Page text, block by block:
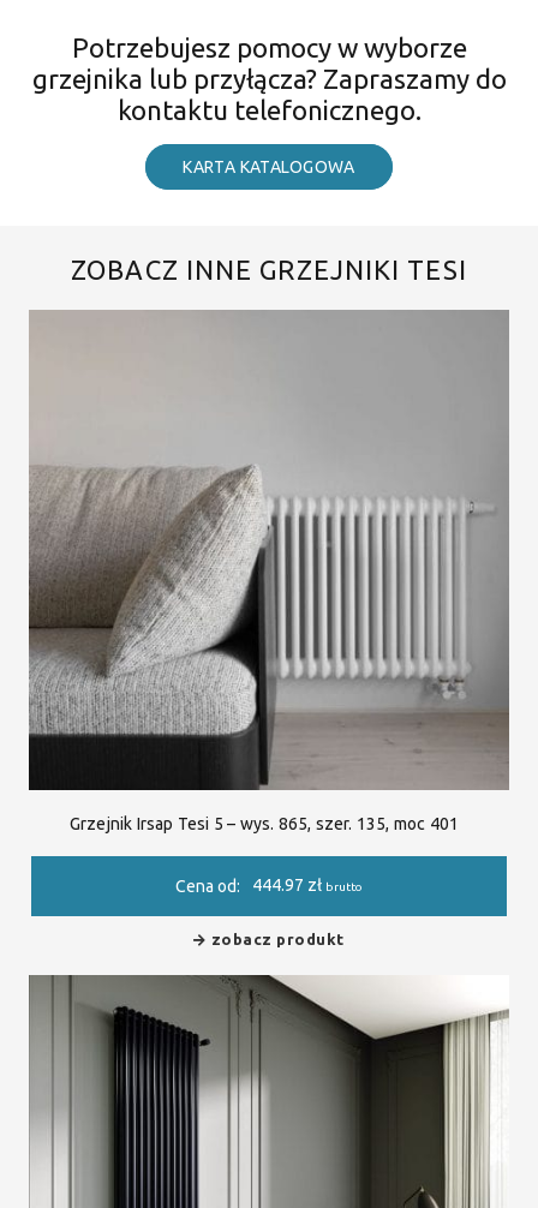
Potrzebujesz pomocy w wyborze
grzejnika lub przyłącza? Zapraszamy do
kontaktu telefonicznego.
KARTA KATALOGOWA
ZOBACZ INNE GRZEJNIKI TESI
Grzejnik Irsap Tesi 5 – wys. 865, szer. 135, moc 401
Cena od: 444.97 zł brutto
zobacz produkt